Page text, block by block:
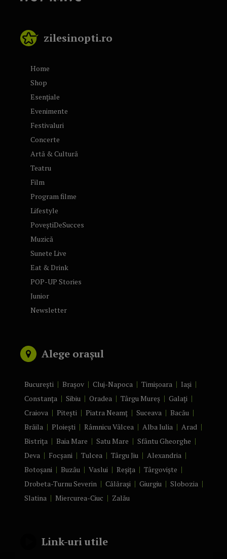
zilesinopti.ro
Home
Shop
Esențiale
Evenimente
Festivaluri
Concerte
Artă & Cultură
Teatru
Film
Program filme
Lifestyle
PoveștiDeSucces
Muzică
Sunete Live
Eat & Drink
POP-UP Stories
Junior
Newsletter
Alege orașul
București Brașov Cluj-Napoca Timișoara
Iași
Constanța
Sibiu Oradea Târgu Mureș
Galați
Craiova
Pitești Piatra Neamț Suceava
Bacău
Brăila
Ploiești Râmnicu Vâlcea Alba Iulia
Arad
Bistrița
Baia Mare Satu Mare
Sfântu Gheorghe
Deva
Focșani Tulcea Târgu Jiu
Alexandria
Botoșani
Buzău Vaslui Reșița
Târgoviște
Drobeta-Turnu Severin
Călărași Giurgiu
Slobozia
Slatina
Miercurea-Ciuc Zalău
Link-uri utile